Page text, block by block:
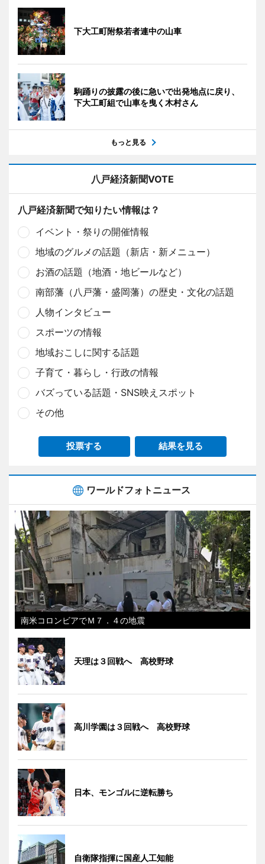
下大工町附祭若者連中の山車
駒踊りの披露の後に急いで出発地点に戻り、
下大工町組で山車を曳く木村さん
もっと見る
八戸経済新聞VOTE
八戸経済新聞で知りたい情報は？
イベント・祭りの開催情報
地域のグルメの話題（新店・新メニュー）
お酒の話題（地酒・地ビールなど）
南部藩（八戸藩・盛岡藩）の歴史・文化の話題
人物インタビュー
スポーツの情報
地域おこしに関する話題
子育て・暮らし・行政の情報
バズっている話題・SNS映えスポット
その他
投票する 結果を見る
ワールドフォトニュース
南米コロンビアでＭ７．４の地震
天理は３回戦へ 高校野球
高川学園は３回戦へ 高校野球
日本、モンゴルに逆転勝ち
自衛隊指揮に国産人工知能